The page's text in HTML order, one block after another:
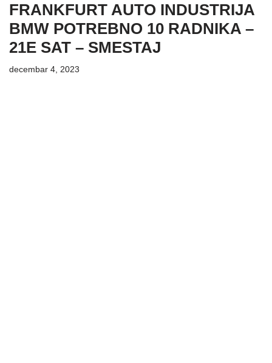
FRANKFURT AUTO INDUSTRIJA
BMW POTREBNO 10 RADNIKA –
21E SAT – SMESTAJ
decembar 4, 2023